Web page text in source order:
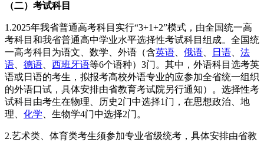
（二）考试科目
1.2025年我省普通高考科目实行“3+1+2”模式，由全国统一高
考科目和我省普通高中学业水平选择性考试科目组成。全国统
一高考科目为语文、数学、外语（含英语 俄语 日语
法
语
德语 西班牙语等6个语种）3门。其中，外语科目选考英
语或日语的考生，拟报考高校外语专业的应参加全省统一组织
的外语口试，具体安排由省教育考试院另行通知）。选择性考
试科目由考生在物理、历史2门中选择1门，在思想政治、地
理、 化学 、生物学4门中选择2门。
2.艺术类、体育类考生须参加专业省级统考，具体安排由省教